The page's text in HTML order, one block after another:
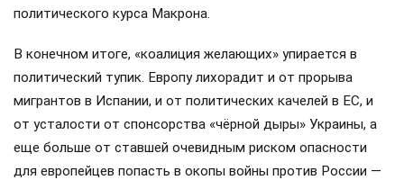
политического курса Макрона.
В конечном итоге, «коалиция желающих» упирается в
политический тупик. Европу лихорадит и от прорыва
мигрантов в Испании, и от политических качелей в ЕС, и
от усталости от спонсорства «чёрной дыры» Украины, а
еще больше от ставшей очевидным риском опасности
для европейцев попасть в окопы войны против России —